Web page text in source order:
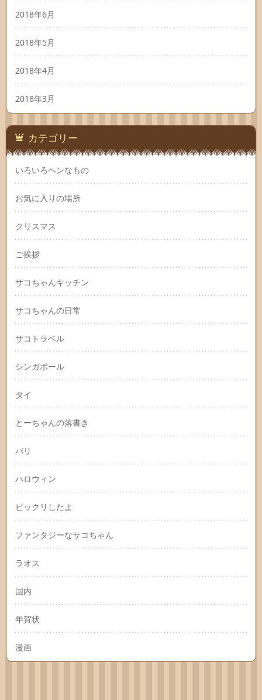
2018年6月
2018年5月
2018年4月
2018年3月
カテゴリー
いろいろヘンなもの
お気に入りの場所
クリスマス
ご挨拶
サコちゃんキッチン
サコちゃんの日常
サコトラベル
シンガポール
タイ
とーちゃんの落書き
バリ
ハロウィン
ビックリしたよ
ファンタジーなサコちゃん
ラオス
国内
年賀状
漫画